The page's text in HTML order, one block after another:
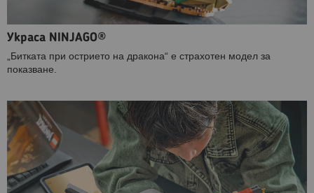
Украса NINJAGO®
„Битката при острието на дракона“ е страхотен модел за
показване.